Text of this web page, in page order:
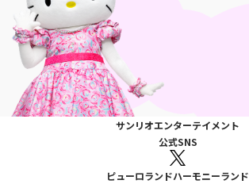
サンリオエンターテイメント
公式SNS
ピューロランドハーモニーランド